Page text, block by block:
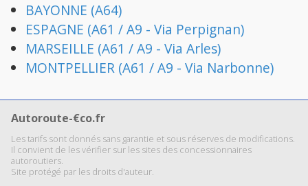
BAYONNE (A64)
ESPAGNE (A61 / A9 - Via Perpignan)
MARSEILLE (A61 / A9 - Via Arles)
MONTPELLIER (A61 / A9 - Via Narbonne)
Autoroute-€co.fr
Les tarifs sont donnés sans garantie et sous réserves de modifications.
Il convient de les vérifier sur les sites des concessionnaires
autoroutiers.
Site protégé par les droits d'auteur.